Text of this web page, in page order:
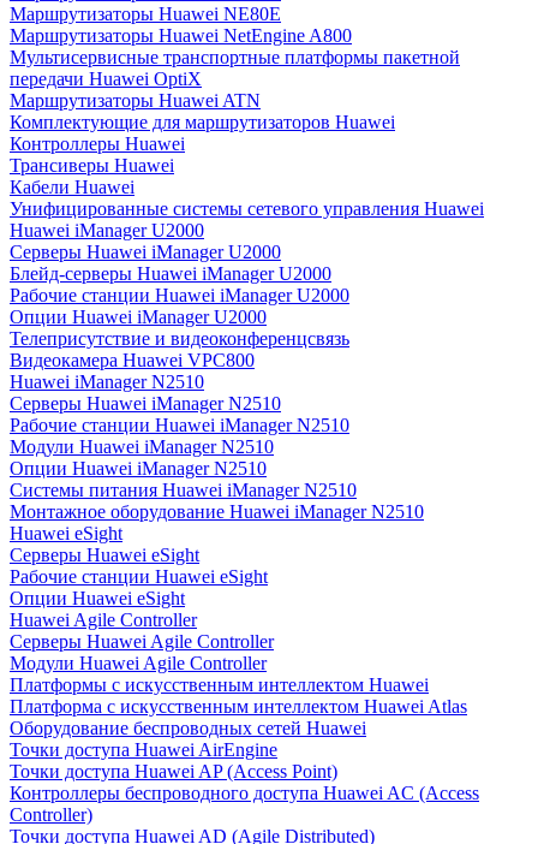
Маршрутизаторы Huawei NE80E
Маршрутизаторы Huawei NetEngine A800
Мультисервисные транспортные платформы пакетной
передачи Huawei OptiX
Маршрутизаторы Huawei ATN
Комплектующие для маршрутизаторов Huawei
Контроллеры Huawei
Трансиверы Huawei
Кабели Huawei
Унифицированные системы сетевого управления Huawei
Huawei iManager U2000
Серверы Huawei iManager U2000
Блейд-серверы Huawei iManager U2000
Рабочие станции Huawei iManager U2000
Опции Huawei iManager U2000
Телеприсутствие и видеоконференцсвязь
Видеокамера Huawei VPC800
Huawei iManager N2510
Серверы Huawei iManager N2510
Рабочие станции Huawei iManager N2510
Модули Huawei iManager N2510
Опции Huawei iManager N2510
Системы питания Huawei iManager N2510
Монтажное оборудование Huawei iManager N2510
Huawei eSight
Серверы Huawei eSight
Рабочие станции Huawei eSight
Опции Huawei eSight
Huawei Agile Controller
Серверы Huawei Agile Controller
Модули Huawei Agile Controller
Платформы с искусственным интеллектом Huawei
Платформа с искусственным интеллектом Huawei Atlas
Оборудование беспроводных сетей Huawei
Точки доступа Huawei AirEngine
Точки доступа Huawei AP (Access Point)
Контроллеры беспроводного доступа Huawei AC (Access
Controller)
Точки доступа Huawei AD (Agile Distributed)